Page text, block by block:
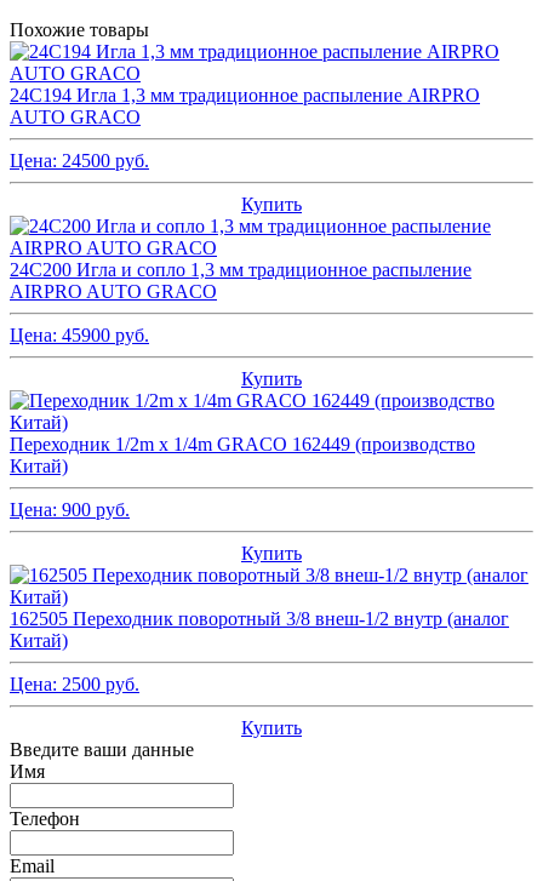
Похожие товары
24C194 Игла 1,3 мм традиционное распыление AIRPRO
AUTO GRACO
Цена: 24500 руб.
Купить
24C200 Игла и сопло 1,3 мм традиционное распыление
AIRPRO AUTO GRACO
Цена: 45900 руб.
Купить
Переходник 1/2m x 1/4m GRACO 162449 (производство
Китай)
Цена: 900 руб.
Купить
162505 Переходник поворотный 3/8 внеш-1/2 внутр (аналог
Китай)
Цена: 2500 руб.
Купить
Введите ваши данные
Имя
Телефон
Email